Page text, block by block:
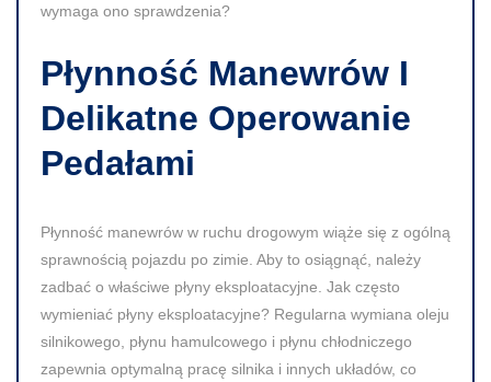
wymaga ono sprawdzenia?
Płynność Manewrów I
Delikatne Operowanie
Pedałami
Płynność manewrów w ruchu drogowym wiąże się z ogólną
sprawnością pojazdu po zimie. Aby to osiągnąć, należy
zadbać o właściwe płyny eksploatacyjne. Jak często
wymieniać płyny eksploatacyjne? Regularna wymiana oleju
silnikowego, płynu hamulcowego i płynu chłodniczego
zapewnia optymalną pracę silnika i innych układów, co